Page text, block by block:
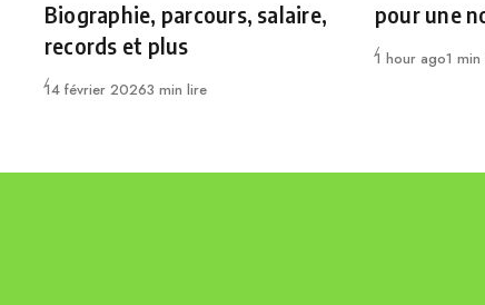
Biographie, parcours, salaire,
records et plus
Publié
14 février 20263 min lire
pour une
Publié
1 hour ago1